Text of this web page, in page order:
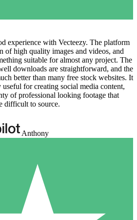
experience with Vecteezy. The platform
of high quality images and videos, and
suitable for almost any project. The
downloads are straightforward, and the
better than many free stock websites. It
useful for creating social media content,
of professional looking footage that
difficult to source.
Anthony